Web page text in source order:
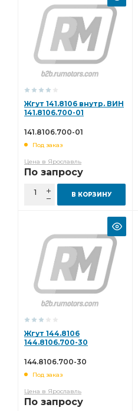
Жгут 141.8106 внутр. ВИН
141.8106.700-01
141.8106.700-01
Под заказ
Цена в Ярославль
По запросу
В КОРЗИНУ
Жгут 144.8106
144.8106.700-30
144.8106.700-30
Под заказ
Цена в Ярославль
По запросу